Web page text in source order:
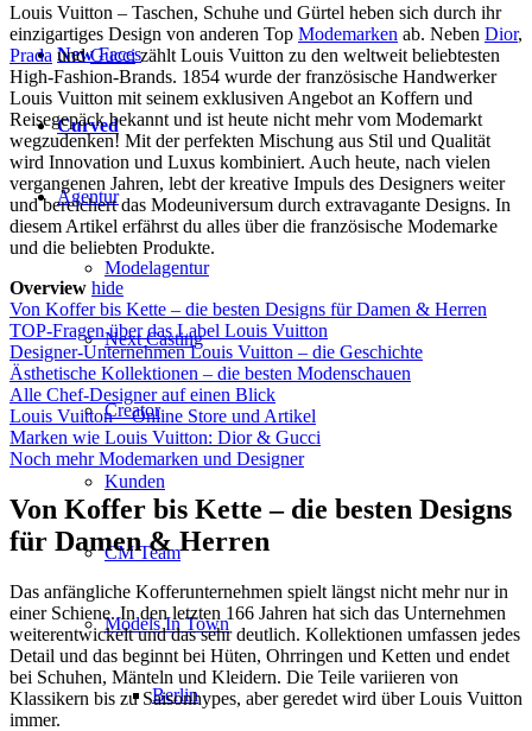
NewFaces
Curved
Agentur
Modelagentur
Next Casting
Creator
Kunden
CM Team
Models In Town
Berlin
Louis Vuitton – Taschen, Schuhe und Gürtel heben sich durch ihr
einzigartiges Design von anderen Top Modemarken ab. Neben Dior,
Prada undGuccizählt Louis Vuitton zu den weltweit beliebtesten
High-Fashion-Brands. 1854 wurde der französische Handwerker
Louis Vuitton mit seinem exklusiven Angebot an Koffern und
Reisegepäck bekannt und ist heute nicht mehr vom Modemarkt
wegzudenken! Mit der perfekten Mischung aus Stil und Qualität
wird Innovation und Luxus kombiniert. Auch heute, nach vielen
vergangenen Jahren, lebt der kreative Impuls des Designers weiter
und bereichert das Modeuniversum durch extravagante Designs. In
diesem Artikel erfährst du alles über die französische Modemarke
und die beliebten Produkte.
Overview hide
Von Koffer bis Kette – die besten Designs für Damen & Herren
TOP-Fragen über das Label Louis Vuitton
Designer-Unternehmen Louis Vuitton – die Geschichte
Ästhetische Kollektionen – die besten Modenschauen
Alle Chef-Designer auf einen Blick
Louis Vuitton – Online Store und Artikel
Marken wie Louis Vuitton: Dior & Gucci
Noch mehr Modemarken und Designer
Von Koffer bis Kette – die besten Designs
für Damen & Herren
Das anfängliche Kofferunternehmen spielt längst nicht mehr nur in
einer Schiene. In den letzten 166 Jahren hat sich das Unternehmen
weiterentwickelt und das sehr deutlich. Kollektionen umfassen jedes
Detail und das beginnt bei Hüten, Ohrringen und Ketten und endet
bei Schuhen, Mänteln und Kleidern. Die Teile variieren von
Klassikern bis zu Saisonhypes, aber geredet wird über Louis Vuitton
immer.